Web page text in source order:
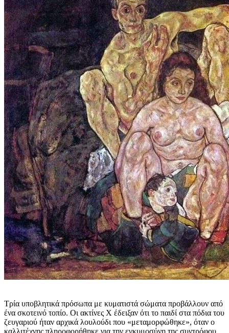
Τρία υποβλητικά πρόσωπα με κυματιστά σώματα προβάλλουν από
ένα σκοτεινό τοπίο. Οι ακτίνες Χ έδειξαν ότι το παιδί στα πόδια του
ζευγαριού ήταν αρχικά λουλούδι που «μεταμορφώθηκε», όταν ο
καλλιτέχνης πληροφορήθηκε για την εγκυμοσύνη της συντρόφου